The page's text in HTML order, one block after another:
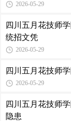
2026-05-29
四川五月花技师
统招文凭
2026-05-29
四川五月花技师
2026-05-29
四川五月花技师
隐患